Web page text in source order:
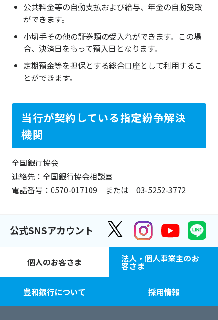
公共料金等の自動支払および給与、年金の自動受取
ができます。
小切手その他の証券類の受入れができます。この場
合、決済日をもって預入日となります。
定期預金等を担保とする総合口座として利用するこ
とができます。
当行が契約している指定紛争解決
機関
全国銀行協会
連絡先：全国銀行協会相談室
電話番号：0570-017109 または 03-5252-3772
公式SNSアカウント
個人のお客さま 法人・個人事業主のお
客さま
豊和銀行について 採用情報